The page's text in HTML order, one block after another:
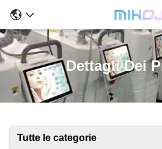
Dettagli Dei
Tutte le categorie